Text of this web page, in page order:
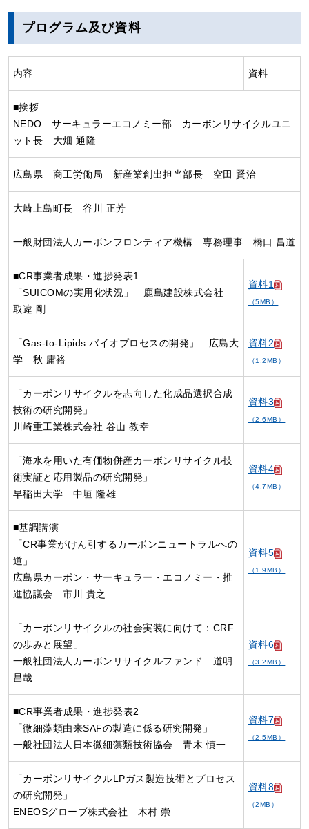
プログラム及び資料
内容 資料
■挨拶
NEDO サーキュラーエコノミー部 カーボンリサイクルユニ
ット長 大畑 通隆
広島県 商工労働局 新産業創出担当部長 空田 賢治
大崎上島町長 谷川 正芳
一般財団法人カーボンフロンティア機構 専務理事 橋口 昌道
■CR事業者成果・進捗発表1
「SUICOMの実用化状況」 鹿島建設株式会社
取違 剛
資料1
（5MB）
「Gas-to-Lipids バイオプロセスの開発」 広島大
学 秋 庸裕
資料2
（1.2MB）
「カーボンリサイクルを志向した化成品選択合成
技術の研究開発」
川崎重工業株式会社 谷山 教幸
資料3
（2.6MB）
「海水を用いた有価物併産カーボンリサイクル技
術実証と応用製品の研究開発」
早稲田大学 中垣 隆雄
資料4
（4.7MB）
■基調講演
「CR事業がけん引するカーボンニュートラルへの
道」
広島県カーボン・サーキュラー・エコノミー・推
進協議会 市川 貴之
資料5
（1.9MB）
「カーボンリサイクルの社会実装に向けて：CRF
の歩みと展望」
一般社団法人カーボンリサイクルファンド 道明
昌哉
資料6
（3.2MB）
■CR事業者成果・進捗発表2
「微細藻類由来SAFの製造に係る研究開発」
一般社団法人日本微細藻類技術協会 青木 慎一
資料7
（2.5MB）
「カーボンリサイクルLPガス製造技術とプロセス
の研究開発」
ENEOSグローブ株式会社 木村 崇
資料8
（2MB）